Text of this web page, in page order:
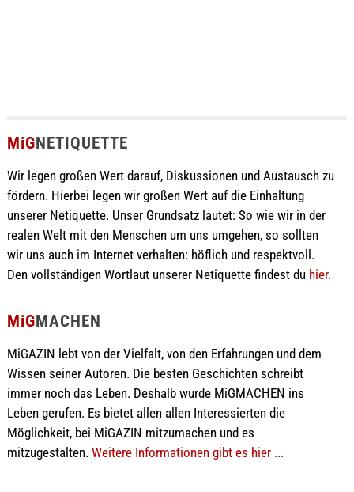
MiGNETIQUETTE
Wir legen großen Wert darauf, Diskussionen und Austausch zu
fördern. Hierbei legen wir großen Wert auf die Einhaltung
unserer Netiquette. Unser Grundsatz lautet: So wie wir in der
realen Welt mit den Menschen um uns umgehen, so sollten
wir uns auch im Internet verhalten: höflich und respektvoll.
Den vollständigen Wortlaut unserer Netiquette findest du hier.
MiGMACHEN
MiGAZIN lebt von der Vielfalt, von den Erfahrungen und dem
Wissen seiner Autoren. Die besten Geschichten schreibt
immer noch das Leben. Deshalb wurde MiGMACHEN ins
Leben gerufen. Es bietet allen allen Interessierten die
Möglichkeit, bei MiGAZIN mitzumachen und es
mitzugestalten. Weitere Informationen gibt es hier ...